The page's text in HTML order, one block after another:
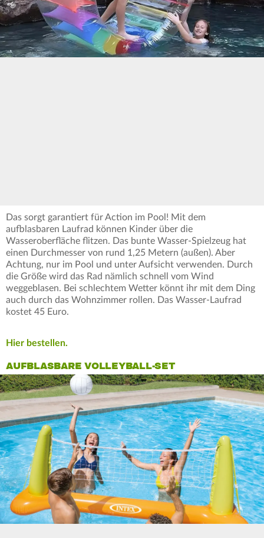
Das sorgt garantiert für Action im Pool! Mit dem
aufblasbaren Laufrad können Kinder über die
Wasseroberfläche flitzen. Das bunte Wasser-Spielzeug hat
einen Durchmesser von rund 1,25 Metern (außen). Aber
Achtung, nur im Pool und unter Aufsicht verwenden. Durch
die Größe wird das Rad nämlich schnell vom Wind
weggeblasen. Bei schlechtem Wetter könnt ihr mit dem Ding
auch durch das Wohnzimmer rollen. Das Wasser-Laufrad
kostet 45 Euro.
Hier bestellen.
AUFBLASBARE VOLLEYBALL-SET